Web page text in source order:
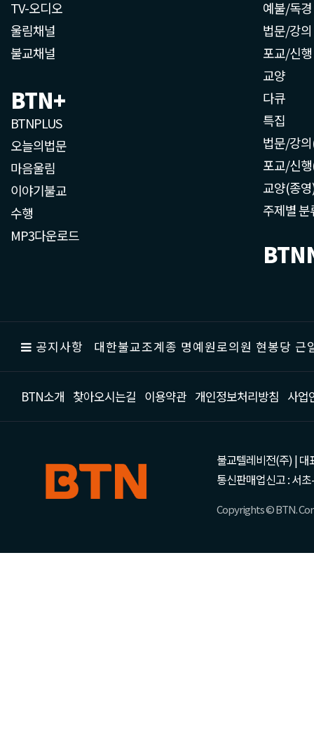
TV-오디오
울림채널
불교채널
BTN+
BTNPLUS
오늘의법문
마음울림
이야기불교
수행
MP3다운로드
예불/독경
법문/강의
포교/신행
교양
다큐
특집
법문/강
포교/신
교양(종
주제별 분
공지사항 대한불교조계종 명예원로의원 현봉당
BTN소개 찾아오시는길 이용약관 개인정보처리방침 사업
불교텔레비전(주) | 대
통신판매업신고 : 서
Copyrights © BTN.